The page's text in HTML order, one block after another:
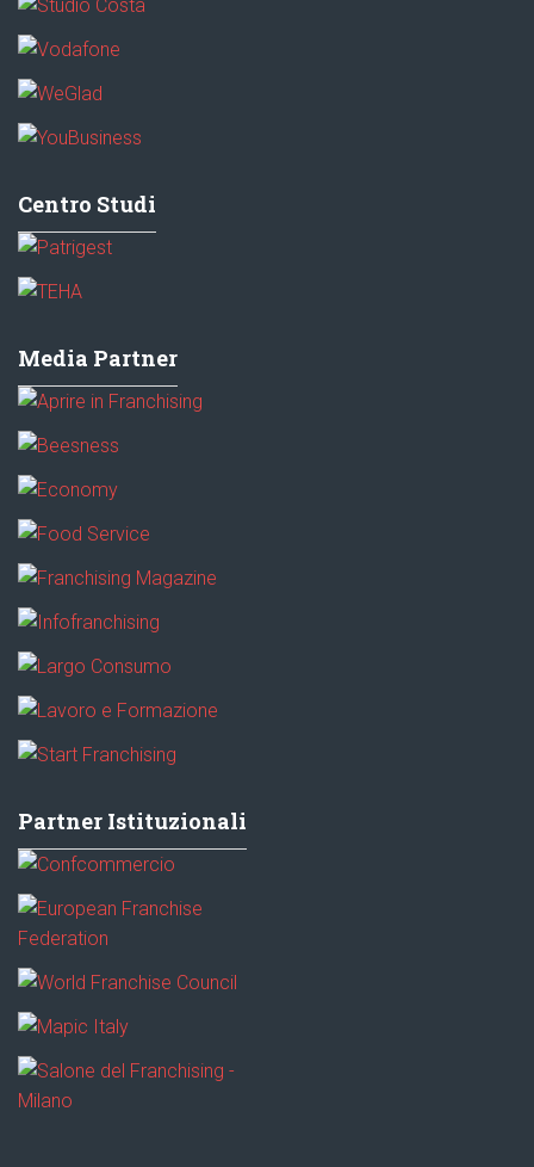
Centro Studi
Media Partner
Partner Istituzionali